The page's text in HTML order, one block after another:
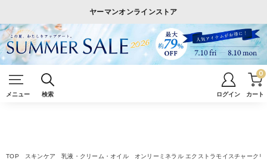
ヤーマンオンラインストア
メニュー 検索 ログイン カート
0
TOP スキンケア 乳液・クリーム・オイル オンリーミネラル エクストラモイスチャークリ